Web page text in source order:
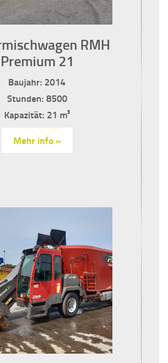
RMH
Premium 21
Baujahr: 2014
Stunden: 8500
Kapazität: 21 m³
Mehr info »